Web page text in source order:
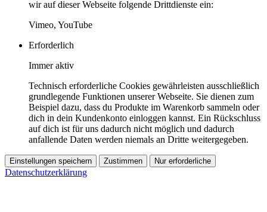
wir auf dieser Webseite folgende Drittdienste ein:
Vimeo, YouTube
Erforderlich
Immer aktiv
Technisch erforderliche Cookies gewährleisten ausschließlich
grundlegende Funktionen unserer Webseite. Sie dienen zum
Beispiel dazu, dass du Produkte im Warenkorb sammeln oder
dich in dein Kundenkonto einloggen kannst. Ein Rückschluss
auf dich ist für uns dadurch nicht möglich und dadurch
anfallende Daten werden niemals an Dritte weitergegeben.
Einstellungen speichern Zustimmen Nur erforderliche
Datenschutzerklärung